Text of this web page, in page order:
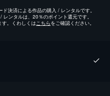
決済による作品の購入 / レンタルです。
ンタルは、20％のポイント還元です。
。くわしくはこちらをご確認ください。